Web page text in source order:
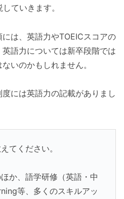
ていきます。
は、英語力やTOEICスコアの
語力については新卒段階では
いのかもしれません。
には英語力の記載がありまし
てください。
か、語学研修（英語・中
等、多くのスキルアッ